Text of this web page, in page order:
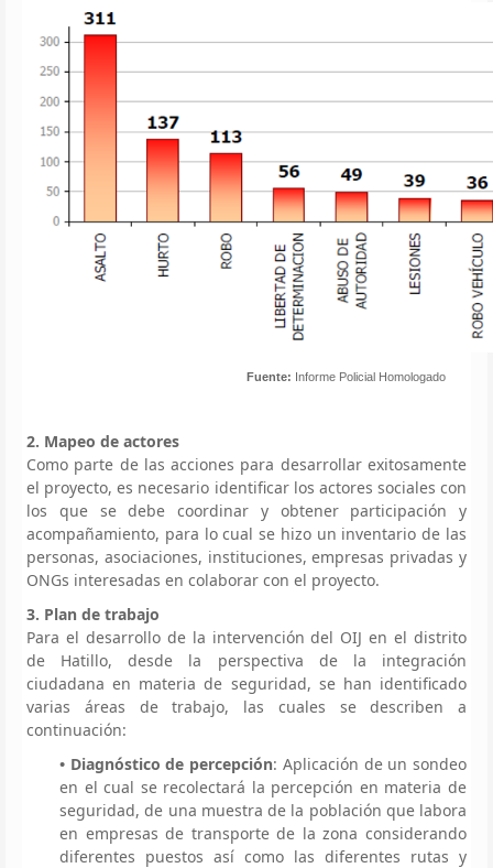
Fuente: Informe Policial Homologado
2. Mapeo de actores
Como parte de las acciones para desarrollar exitosamente
el proyecto, es necesario identificar los actores sociales con
los que se debe coordinar y obtener participación y
acompañamiento, para lo cual se hizo un inventario de las
personas, asociaciones, instituciones, empresas privadas y
ONGs interesadas en colaborar con el proyecto.
3. Plan de trabajo
Para el desarrollo de la intervención del OIJ en el distrito
de Hatillo, desde la perspectiva de la integración
ciudadana en materia de seguridad, se han identificado
varias áreas de trabajo, las cuales se describen a
continuación:
• Diagnóstico de percepción: Aplicación de un sondeo
en el cual se recolectará la percepción en materia de
seguridad, de una muestra de la población que labora
en empresas de transporte de la zona considerando
diferentes puestos así como las diferentes rutas y